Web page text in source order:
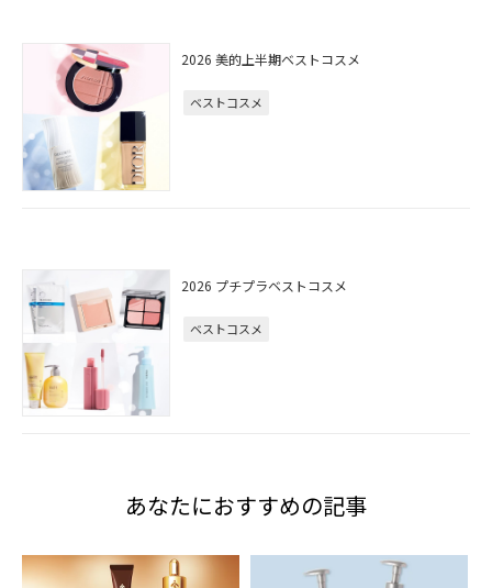
2026 美的上半期ベストコスメ
ベストコスメ
2026 プチプラベストコスメ
ベストコスメ
あなたにおすすめの記事